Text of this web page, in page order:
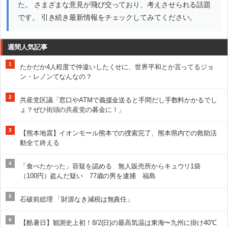
た。 さまざまな意見が飛び交っており、考えさせられる話題
です。 引き続き最新情報をチェックしてみてください。
週間人気記事
1
たかだか4人程度で仲違いしたくせに、世界平和とか言ってるジョ
ン・レノンてなんなの？
2
共産党区議「窓口やATMで義援金送ると手間だし手数料かかるでし
ょ？ぜひ街頭の共産党の募金に！」
3
【熊本地震】イオンモール熊本での捜索完了、熊本県内での救助活
動全て終える
4
「食べたかった」容疑を認める 無人販売所からキュウリ1袋
（100円）盗んだ疑い 77歳の男を逮捕 福島
5 石破前総理 「財源なき減税は無責任」
6
【酷暑日】観測史上初！8/2(日)の最高気温は東海〜九州に掛け40℃